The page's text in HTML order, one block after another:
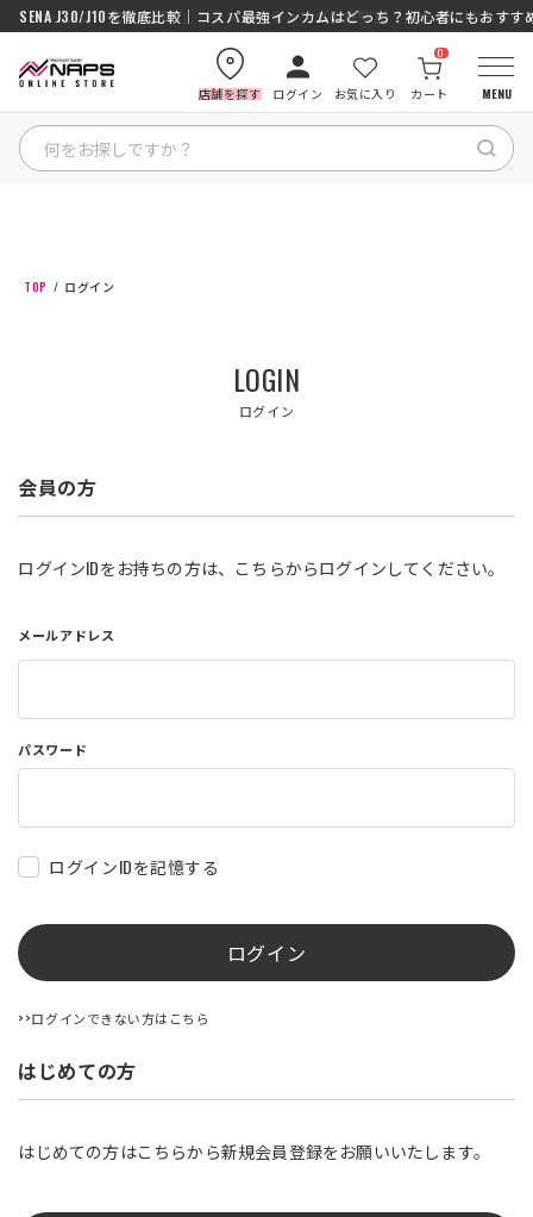
ナップス「究-KIWAMI-」ガラスコーティング徹底解説【撥水×高耐久】
SENA J30/J10を徹底比較｜コスパ最強インカムはどっち？初心者にもおすす
店舗を探す ログイン お気に入り カート
0
MENU
カテゴリから探す
ナップスメンバーズ
店舗を探す
コーポレートサイト
利用規約
商品レビュー利用規約
プライバシーポリシー
TOP ログイン
LOGIN
ログイン
会員の方
ログインIDをお持ちの方は、こちらからログインしてください。
メールアドレス
パスワード
ログインIDを記憶する
ログイン
>>ログインできない方はこちら
はじめての方
はじめての方はこちらから新規会員登録をお願いいたします。